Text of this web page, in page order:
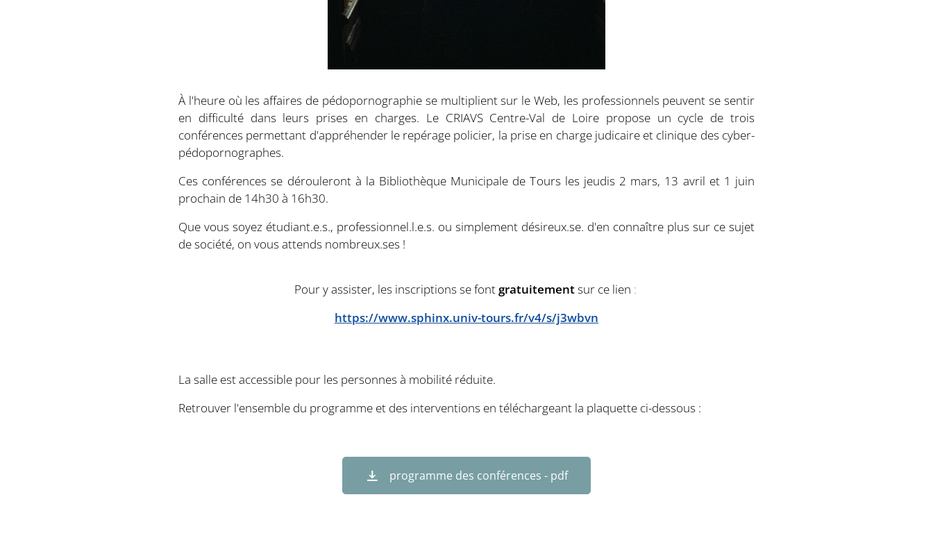
À l'heure où les affaires de pédopornographie se multiplient sur le Web, les professionnels peuvent se sentir
en difficulté dans leurs prises en charges. Le CRIAVS Centre-Val de Loire propose un cycle de trois
conférences permettant d'appréhender le repérage policier, la prise en charge judicaire et clinique des cyber-
pédopornographes.
Ces conférences se dérouleront à la Bibliothèque Municipale de Tours les jeudis 2 mars, 13 avril et 1 juin
prochain de 14h30 à 16h30.
Que vous soyez étudiant.e.s., professionnel.l.e.s. ou simplement désireux.se. d'en connaître plus sur ce sujet
de société, on vous attends nombreux.ses !
Pour y assister, les inscriptions se font gratuitement sur ce lien :
https://www.sphinx.univ-tours.fr/v4/s/j3wbvn
La salle est accessible pour les personnes à mobilité réduite.
Retrouver l'ensemble du programme et des interventions en téléchargeant la plaquette ci-dessous :
programme des conférences - pdf